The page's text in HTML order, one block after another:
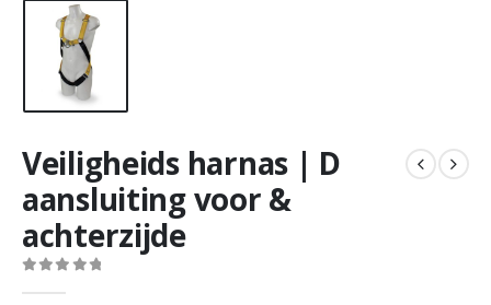
Veiligheids harnas | D
aansluiting voor &
achterzijde